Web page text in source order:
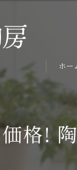
ホー
格!